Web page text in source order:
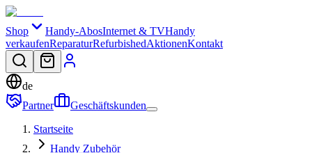
Shop Handy-AbosInternet & TVHandy
verkaufenReparaturRefurbishedAktionenKontakt
de
Partner
Geschäftskunden
Startseite
Handy Zubehör